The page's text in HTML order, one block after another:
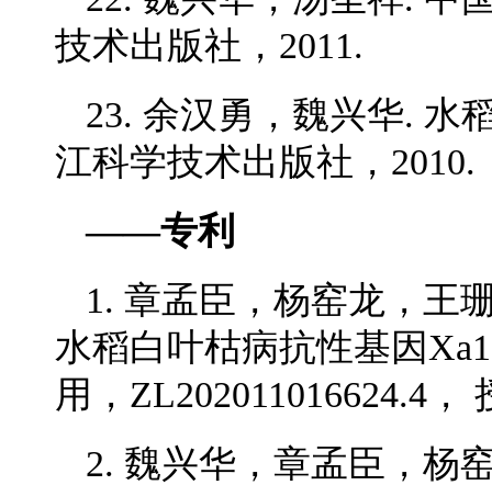
技术出版社，2011.
23. 余汉勇，魏兴华. 水
江科学技术出版社，2010.
——专利
1. 章孟臣，杨窑龙，王
水稻白叶枯病抗性基因
用，ZL202011016624.4，
2. 魏兴华，章孟臣，杨